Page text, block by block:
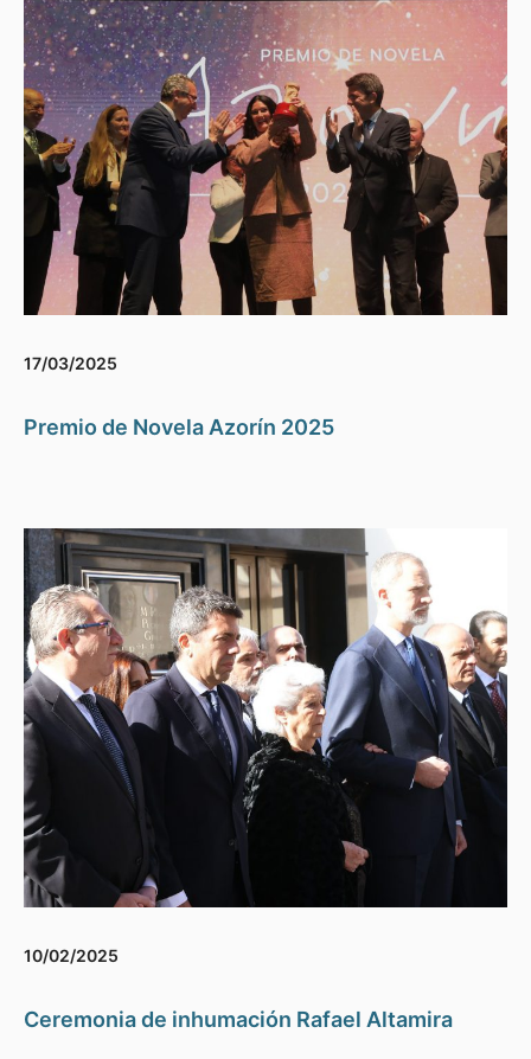
17/03/2025
Premio de Novela Azorín 2025
10/02/2025
Ceremonia de inhumación Rafael Altamira